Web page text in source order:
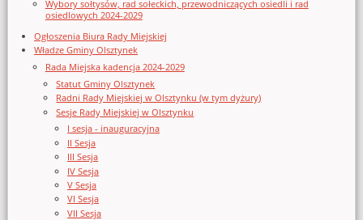
Wybory sołtysów, rad sołeckich, przewodniczących osiedli i rad
osiedlowych 2024-2029
Ogłoszenia Biura Rady Miejskiej
Władze Gminy Olsztynek
Rada Miejska kadencja 2024-2029
Statut Gminy Olsztynek
Radni Rady Miejskiej w Olsztynku (w tym dyżury)
Sesje Rady Miejskiej w Olsztynku
I sesja - inauguracyjna
II Sesja
III Sesja
IV Sesja
V Sesja
VI Sesja
VII Sesja